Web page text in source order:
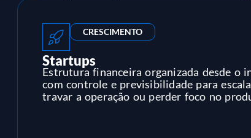
CRESCIMENTO
Startups
Estrutura financeira organizada desde o
com controle e previsibilidade para
travar a operação ou perder foco no